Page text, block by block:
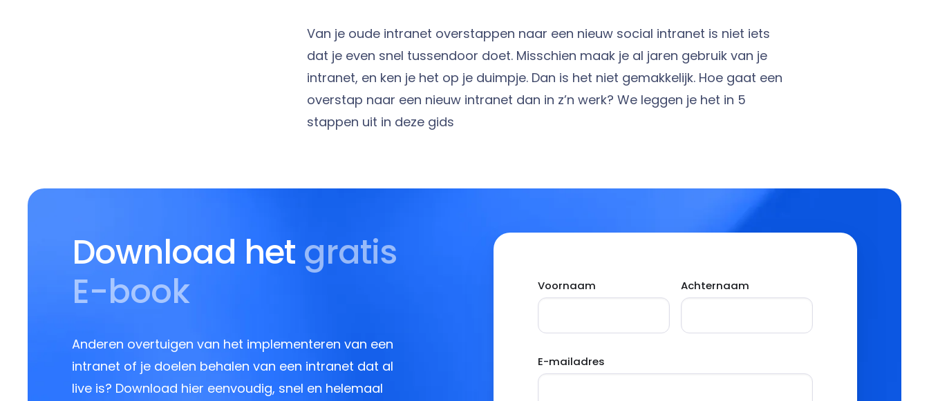
Van je oude intranet overstappen naar een nieuw social intranet is niet iets
dat je even snel tussendoor doet. Misschien maak je al jaren gebruik van je
intranet, en ken je het op je duimpje. Dan is het niet gemakkelijk. Hoe gaat een
overstap naar een nieuw intranet dan in z’n werk? We leggen je het in 5
stappen uit in deze gids
Download het gratis
E-book
Anderen overtuigen van het implementeren van een
intranet of je doelen behalen van een intranet dat al
live is? Download hier eenvoudig, snel en helemaal
Voornaam Achternaam
E-mailadres